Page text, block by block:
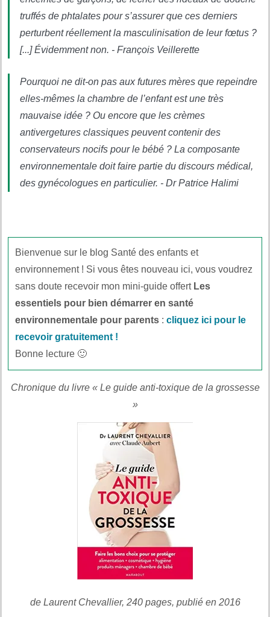
truffés de phtalates pour s’assurer que ces derniers
perturbent réellement la masculinisation de leur fœtus ?
[...] Évidemment non. - François Veillerette
Pourquoi ne dit-on pas aux futures mères que repeindre
elles-mêmes la chambre de l’enfant est une très
mauvaise idée ? Ou encore que les crèmes
antivergetures classiques peuvent contenir des
conservateurs nocifs pour le bébé ? La composante
environnementale doit faire partie du discours médical,
des gynécologues en particulier. - Dr Patrice Halimi
Bienvenue sur le blog Santé des enfants et
environnement ! Si vous êtes nouveau ici, vous voudrez
sans doute recevoir mon mini-guide offert Les
essentiels pour bien démarrer en santé
environnementale pour parents :cliquez ici pour le
recevoir gratuitement !
Bonne lecture 🙂
Chronique du livre « Le guide anti-toxique de la grossesse
»
de Laurent Chevallier, 240 pages, publié en 2016